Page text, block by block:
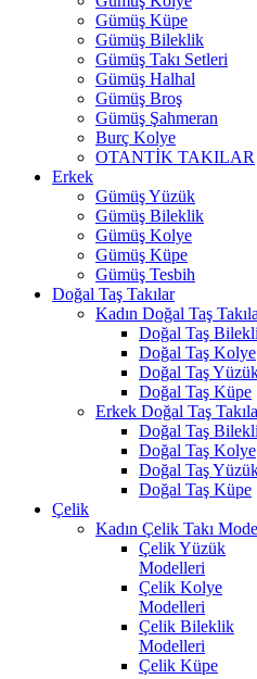
Gümüş Küpe
Gümüş Bileklik
Gümüş Takı Setleri
Gümüş Halhal
Gümüş Broş
Gümüş Şahmeran
Burç Kolye
OTANTİK TAKILAR
Erkek
Gümüş Yüzük
Gümüş Bileklik
Gümüş Kolye
Gümüş Küpe
Gümüş Tesbih
Doğal Taş Takılar
Kadın Doğal Taş
Doğal Taş
Doğal Taş Kolye
Doğal Taş
Doğal Taş Küpe
Erkek Doğal Taş
Doğal Taş
Doğal Taş Kolye
Doğal Taş
Doğal Taş Küpe
Çelik
Kadın Çelik Takı
Çelik Yüzük
Modelleri
Çelik Kolye
Modelleri
Çelik Bileklik
Modelleri
Çelik Küpe